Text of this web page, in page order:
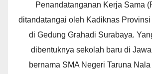
Penandatanganan Kerja Sama
ditandatangai oleh Kadiknas
di Gedung Grahadi Surabaya.
dibentuknya sekolah baru di
bernama SMA Negeri Taruna